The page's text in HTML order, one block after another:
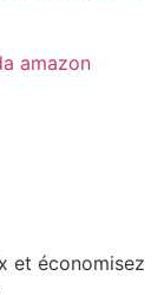
amazon
et économisez